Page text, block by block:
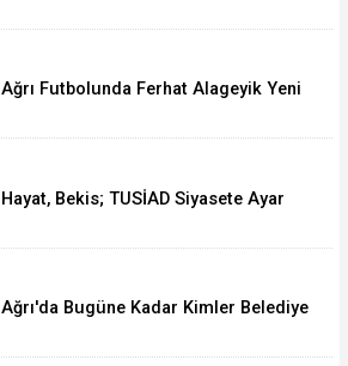
Ağrı Futbolunda Ferhat Alageyik Yeni
Hayat, Bekis; TUSİAD Siyasete Ayar
Ağrı'da Bugüne Kadar Kimler Belediye